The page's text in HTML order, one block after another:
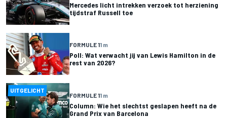
Mercedes licht intrekken verzoek tot herziening
tijdstraf Russell toe
FORMULE 11 m
Poll: Wat verwacht jij van Lewis Hamilton in de
rest van 2026?
UITGELICHT
FORMULE 11 m
Column: Wie het slechtst geslapen heeft na de
Grand Prix van Barcelona